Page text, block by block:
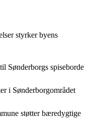
styrker byens
Sønderborgs spiseborde
i Sønderborgområdet
støtter bæredygtige